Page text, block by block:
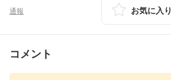
通報 お気に入り
コメント